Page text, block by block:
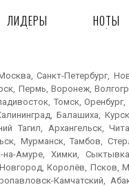
ЛИДЕРЫ НОТЫ
Санкт-Петербург,
Пермь, Воронеж,
Томск,
Балашиха,
Тагил, Архангельск,
Мурманск, Тамбов,
Амуре, Химки,
Королёв, Псков,
Камчатский,